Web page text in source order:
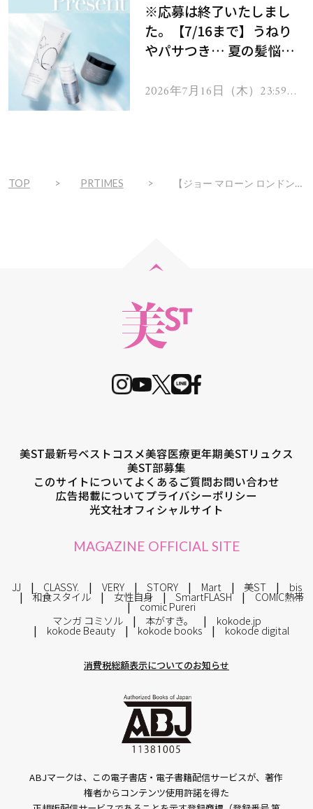
※応募は終了いたしまし
た。【7/16まで】うねり
やパサつき… 夏の髪悩み
ムを13名様にプレゼン
2026年7月16日（木）23:59ま
TOP PRTIMES 【ジョー マローン ロンドン】香りの祭典「サロン ド パルファン 2024」にてクリスマス コレクション先行発売、イベント限定製品も
美ST最新号ベストコスメ美容医療更年期美STリュクス
美ST部募集
このサイトについてよくあるご質問お問い合わせ
広告掲載についてプライバシーポリシー
光文社オフィシャルサイト
MAGAZINE OFFICIAL SITE
JJ CLASSY. VERY STORY Mart 美ST bis
和食スタイル 女性自身 SmartFLASH COMIC熱帯
comic Pureri
マンガ コミソル
本がすき。 kokode.jp
kokode Beauty kokode books kokode digital
消費税総額表示についてのお知らせ
ABJマークは、この電子書店・電子書籍配信サービスが、著作
権者からコンテンツ使用許諾を得た